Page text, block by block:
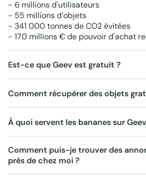
- 6 millions d'utilisateurs
- 55 millions d’objets
- 341 000 tonnes de CO2 évitées
- 170 millions € de pouvoir d'achat
Est-ce que Geev est gratuit ?
Comment récupérer des objets
À quoi servent les bananes sur
Comment puis-je trouver des
près de chez moi ?